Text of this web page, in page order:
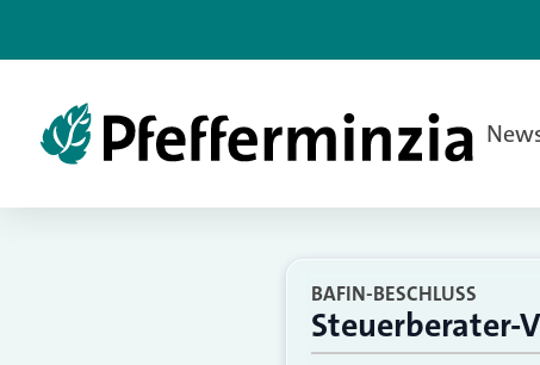
BAFIN-BESCHLUSS
Steuerberater-